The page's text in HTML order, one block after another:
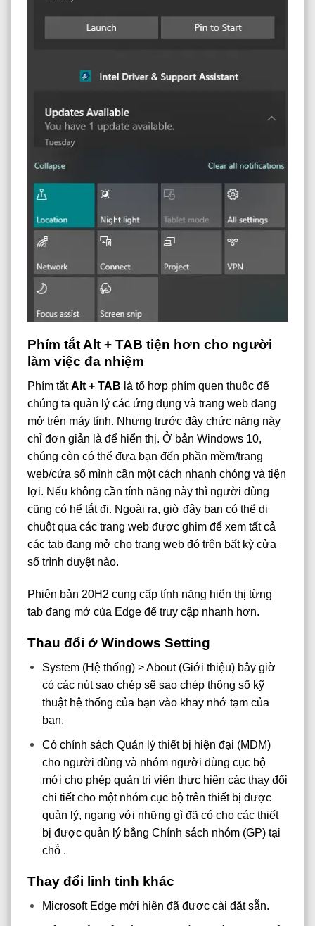
Phím tắt Alt + TAB tiện hơn cho người
làm việc đa nhiệm
Phím tắtAlt + TAB là tổ hợp phím quen thuộc để
chúng ta quản lý các ứng dụng và trang web đang
mở trên máy tính. Nhưng trước đây chức năng này
chỉ đơn giản là để hiển thị. Ở bản Windows 10,
chúng còn có thể đưa bạn đến phần mềm/trang
web/cửa sổ mình cần một cách nhanh chóng và tiện
lợi. Nếu không cần tính năng này thì người dùng
cũng có hể tắt đi. Ngoài ra, giờ đây bạn có thể di
chuột qua các trang web được ghim để xem tất cả
các tab đang mở cho trang web đó trên bất kỳ cửa
sổ trình duyệt nào.
Phiên bản 20H2 cung cấp tính năng hiển thị từng
tab đang mở của Edge để truy cập nhanh hơn.
Thau đổi ở Windows Setting
System (Hệ thống) > About (Giới thiệu) bây giờ
có các nút sao chép sẽ sao chép thông số kỹ
thuật hệ thống của bạn vào khay nhớ tạm của
bạn.
Có chính sách Quản lý thiết bị hiện đại (MDM)
cho người dùng và nhóm người dùng cục bộ
mới cho phép quản trị viên thực hiện các thay đổi
chi tiết cho một nhóm cục bộ trên thiết bị được
quản lý, ngang với những gì đã có cho các thiết
bị được quản lý bằng Chính sách nhóm (GP) tại
chỗ .
Thay đổi linh tinh khác
Microsoft Edge mới hiện đã được cài đặt sẵn.